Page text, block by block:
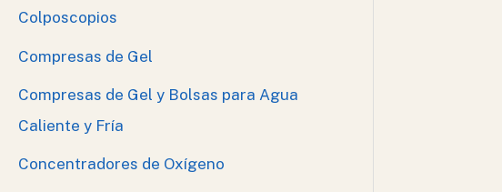
Colposcopios
Compresas de Gel
Compresas de Gel y Bolsas para Agua
Caliente y Fría
Concentradores de Oxígeno